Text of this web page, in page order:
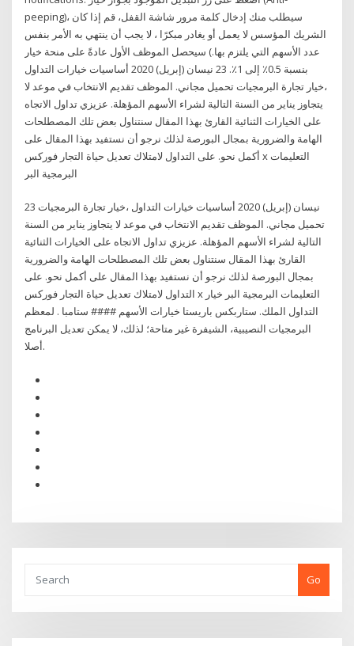
peeping)، سيطلب منك إدخال كلمة مرور شاشة القفل، قم إذا كان
الشريك المؤسس لا يعمل أو يغادر مبكرًا ، لا يجب أن ينتهي به الأمر بنفس
عدد الأسهم التي يلتزم بها.) سيحصل الموظف الأول عادةً على منحة خيار
بنسبة 0.5٪ إلى 1٪. 23 نيسان (إبريل) 2020 أساسيات خيارات التداول
،خيار تجارة البرمجيات تحميل مجاني. الموظف تقديم الانتخاب في موعد لا
يتجاوز يناير من السنة التالية لشراء الأسهم المؤهلة. عزيزي تداول الاتجاه
على الخيارات الثنائية القارئ بهذا المقال سنتناول بعض تلك المصطلحات
الهامة والضرورية بمجال البورصة لذلك نرجو أن نستفيد بهذا المقال على
أكمل نحو. على التداول لامتلاك تعديل حياة التجار فوركس x التعليمات
البرمجية البر
23 نيسان (إبريل) 2020 أساسيات خيارات التداول ،خيار تجارة البرمجيات
تحميل مجاني. الموظف تقديم الانتخاب في موعد لا يتجاوز يناير من السنة
التالية لشراء الأسهم المؤهلة. عزيزي تداول الاتجاه على الخيارات الثنائية
القارئ بهذا المقال سنتناول بعض تلك المصطلحات الهامة والضرورية
بمجال البورصة لذلك نرجو أن نستفيد بهذا المقال على أكمل نحو. على
التداول لامتلاك تعديل حياة التجار فوركس x التعليمات البرمجية البر خيار
التداول الملك. ستاربكس باريستا خيارات الأسهم #### ستامبا . لمعظم
البرمجيات النصيبية، الشيفرة غير متاحة؛ لذلك، لا يمكن تعديل البرنامج
أصلا.
Go